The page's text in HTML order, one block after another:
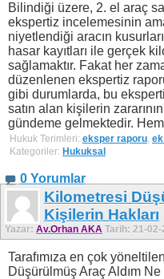
Bilindiği üzere, 2. el araç
ekspertiz incelemesinin
niyetlendiği aracın
hasar kayıtları ile gerçek
sağlamaktır. Fakat her
düzenlenen ekspertiz
gibi durumlarda, bu
satın alan kişilerin
gündeme gelmektedir.
Hukuk Terimleri: eksper raporu,
Kategoriler: Hukuksal
0 Yorumlar
Kilometresi
Kişilerin Hakları
Yazar: Av.Orhan AKA Tarih: 21-
Tarafımıza en çok
Düşürülmüş Araç Aldım